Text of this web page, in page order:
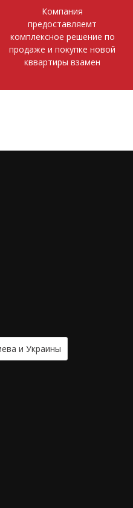
Компания
предоставляемт
комплексное решение по
продаже и покупке новой
кввартиры взамен